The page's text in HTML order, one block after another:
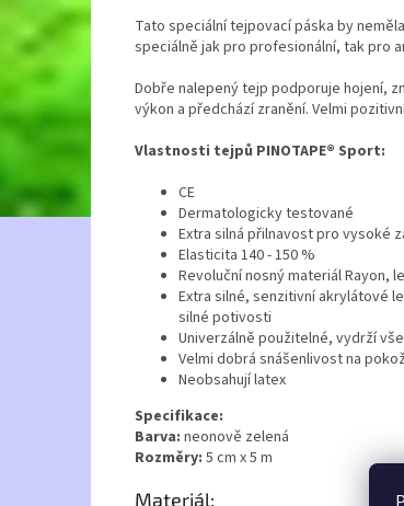
Tato speciální tejpovací páska by
speciálně jak pro profesionální, tak pro
Dobře nalepený tejp podporuje hojení,
výkon a předchází zranění. Velmi
Vlastnosti tejpů PINOTAPE® Sport:
CE
Dermatologicky testované
Extra silná přilnavost pro vysoké
Elasticita 140 - 150 %
Revoluční nosný materiál Rayon,
Extra silné, senzitivní akrylátové
silné potivosti
Univerzálně použitelné, vydrží
Velmi dobrá snášenlivost na
Neobsahují latex
Specifikace:
Barva: neonově zelená
Rozměry: 5 cm x 5 m
Materiál: